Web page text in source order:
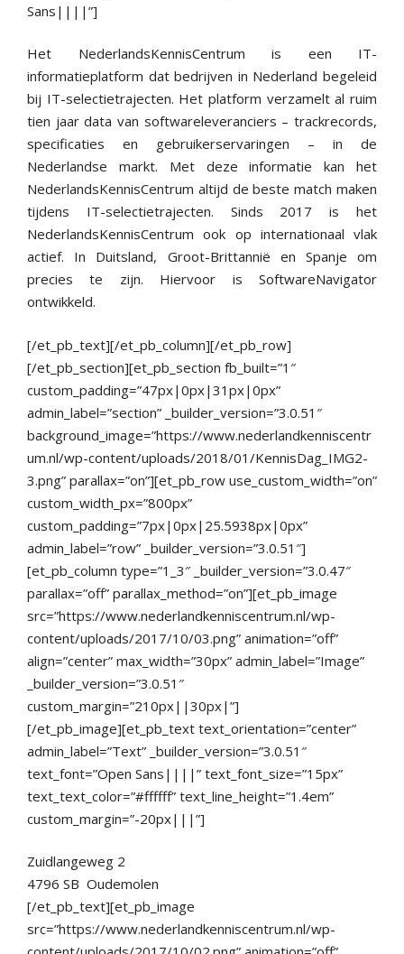
Sans||||”]
Het NederlandsKennisCentrum is een IT-
informatieplatform dat bedrijven in Nederland begeleid
bij IT-selectietrajecten. Het platform verzamelt al ruim
tien jaar data van softwareleveranciers – trackrecords,
specificaties en gebruikerservaringen – in de
Nederlandse markt. Met deze informatie kan het
NederlandsKennisCentrum altijd de beste match maken
tijdens IT-selectietrajecten. Sinds 2017 is het
NederlandsKennisCentrum ook op internationaal vlak
actief. In Duitsland, Groot-Brittannië en Spanje om
precies te zijn. Hiervoor is SoftwareNavigator
ontwikkeld.
[/et_pb_text][/et_pb_column][/et_pb_row]
[/et_pb_section][et_pb_section fb_built=”1″
custom_padding=”47px|0px|31px|0px”
admin_label=”section” _builder_version=”3.0.51″
background_image=”https://www.nederlandkenniscentr
um.nl/wp-content/uploads/2018/01/KennisDag_IMG2-
3.png” parallax=”on”][et_pb_row use_custom_width=”on”
custom_width_px=”800px”
custom_padding=”7px|0px|25.5938px|0px”
admin_label=”row” _builder_version=”3.0.51″]
[et_pb_column type=”1_3″ _builder_version=”3.0.47″
parallax=”off” parallax_method=”on”][et_pb_image
src=”https://www.nederlandkenniscentrum.nl/wp-
content/uploads/2017/10/03.png” animation=”off”
align=”center” max_width=”30px” admin_label=”Image”
_builder_version=”3.0.51″
custom_margin=”210px||30px|”]
[/et_pb_image][et_pb_text text_orientation=”center”
admin_label=”Text” _builder_version=”3.0.51″
text_font=”Open Sans||||” text_font_size=”15px”
text_text_color=”#ffffff” text_line_height=”1.4em”
custom_margin=”-20px|||”]
Zuidlangeweg 2
4796 SB Oudemolen
[/et_pb_text][et_pb_image
src=”https://www.nederlandkenniscentrum.nl/wp-